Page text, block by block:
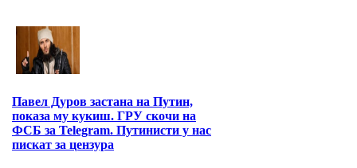
Павел Дуров застана на Путин,
показа му кукиш. ГРУ скочи на
ФСБ за Telegram. Путинисти у нас
пискат за цензура